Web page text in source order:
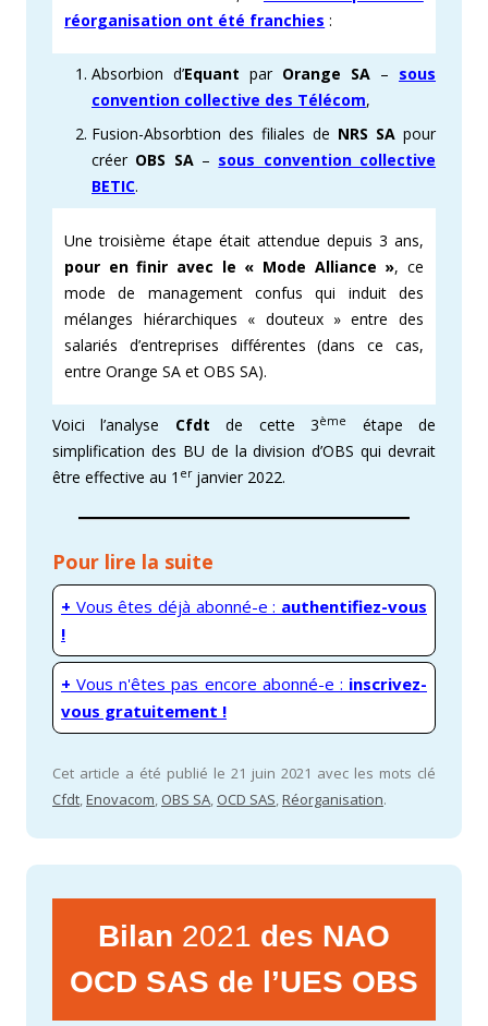
réorganisation ont été franchies :
Absorbion d’Equant par Orange SA – sous
convention collective des Télécom,
Fusion-Absorbtion des filiales de NRS SA pour
créer OBS SA– sous convention collective
BETIC.
Une troisième étape était attendue depuis 3 ans,
pour en finir avec le « Mode Alliance », ce
mode de management confus qui induit des
mélanges hiérarchiques « douteux » entre des
salariés d’entreprises différentes (dans ce cas,
entre Orange SA et OBS SA).
Voici l’analyse Cfdtde cette 3ème
étape de
simplification des BU de la division d’OBS qui devrait
être effective au 1 erjanvier 2022.
Pour lire la suite
+ Vous êtes déjà abonné-e : authentifiez-vous
!
+ Vous n'êtes pas encore abonné-e : inscrivez-
vous gratuitement !
Cet article a été publié le 21 juin 2021 avec les mots clé
Cfdt,Enovacom, OBS SA, OCD SAS,Réorganisation.
Bilan 2021 des NAO
OCD SAS de l’UES OBS